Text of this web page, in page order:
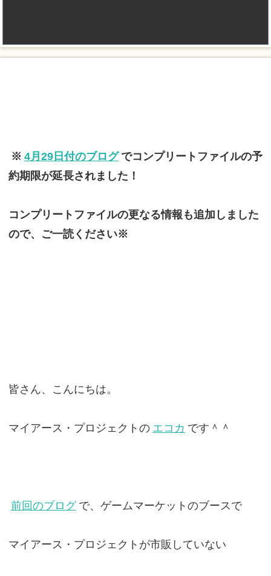
※ 4月29日付のブログ でコンプリートファイルの予
約期限が延長されました！
コンプリートファイルの更なる情報も追加しました
ので、ご一読ください※
皆さん、こんにちは。
マイアース・プロジェクトの エコカ です＾＾
前回のブログ で、ゲームマーケットのブースで
マイアース・プロジェクトが市販していない